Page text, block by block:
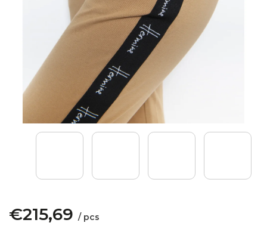
€215,69 / pcs